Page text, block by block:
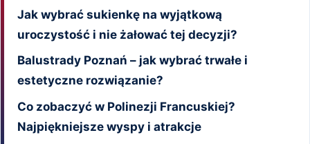
Jak wybrać sukienkę na wyjątkową
uroczystość i nie żałować tej decyzji?
Balustrady Poznań – jak wybrać trwałe i
estetyczne rozwiązanie?
Co zobaczyć w Polinezji Francuskiej?
Najpiękniejsze wyspy i atrakcje